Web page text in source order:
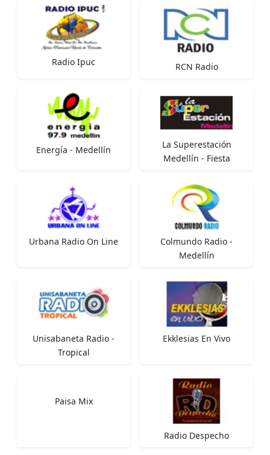
Radio Ipuc RCN Radio
Energía - Medellín
La Superestación
Medellín - Fiesta
Urbana Radio On Line
Colmundo Radio -
Medellín
Unisabaneta Radio -
Tropical
Ekklesias En Vivo
Paisa Mix
Radio Despecho